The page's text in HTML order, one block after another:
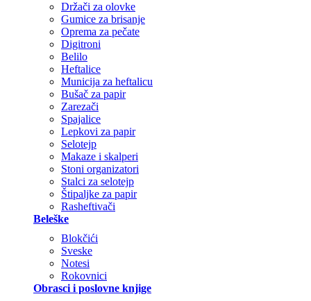
Držači za olovke
Gumice za brisanje
Oprema za pečate
Digitroni
Belilo
Heftalice
Municija za heftalicu
Bušač za papir
Zarezači
Spajalice
Lepkovi za papir
Selotejp
Makaze i skalperi
Stoni organizatori
Stalci za selotejp
Štipaljke za papir
Rasheftivači
Beleške
Blokčići
Sveske
Notesi
Rokovnici
Obrasci i poslovne knjige